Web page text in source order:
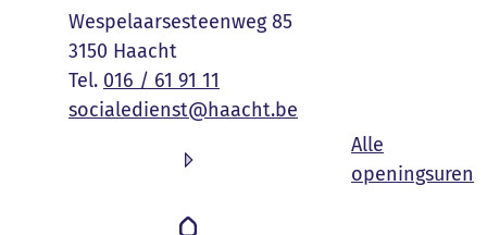
AdresWespelaarsesteenweg 85
,3150 Haacht
016 / 61 91 11
E-mailsocialedienst@haacht.be
Alle
openingsuren
Volg ons op